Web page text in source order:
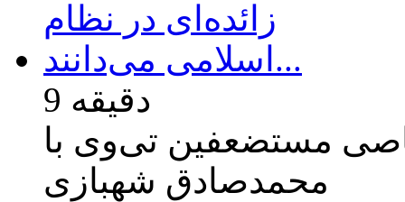
9 دقیقه
مستضعفین تی‌وی با
محمدصادق شهبازی